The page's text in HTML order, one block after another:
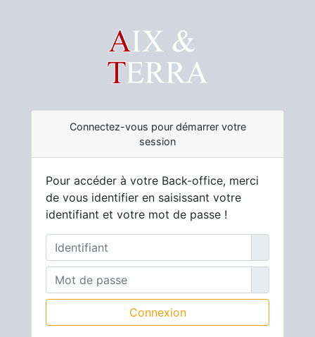
Connectez-vous pour démarrer votre
session
Pour accéder à votre Back-office, merci
de vous identifier en saisissant votre
identifiant et votre mot de passe !
Connexion